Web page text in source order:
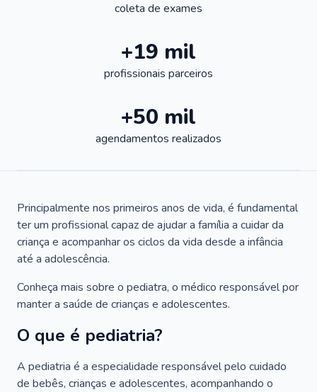
coleta de exames
+19 mil
profissionais parceiros
+50 mil
agendamentos realizados
Principalmente nos primeiros anos de vida, é fundamental
ter um profissional capaz de ajudar a família a cuidar da
criança e acompanhar os ciclos da vida desde a infância
até a adolescência.
Conheça mais sobre o pediatra, o médico responsável por
manter a saúde de crianças e adolescentes.
O que é pediatria?
A pediatria é a especialidade responsável pelo cuidado
de bebês, crianças e adolescentes, acompanhando o